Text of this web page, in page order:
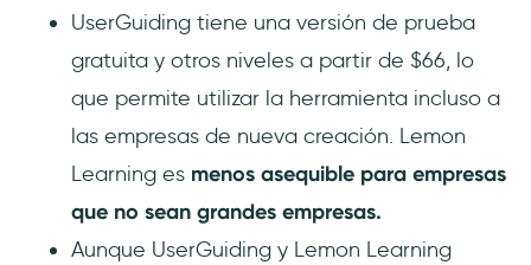
UserGuiding tiene una versión de prueba
gratuita y otros niveles a partir de $66, lo
que permite utilizar la herramienta incluso a
las empresas de nueva creación. Lemon
Learning es menos asequible para empresas
que no sean grandes empresas.
Aunque UserGuiding y Lemon Learning